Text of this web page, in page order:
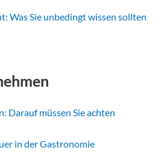
Was Sie unbedingt wissen sollten
Darauf müssen Sie achten
in der Gastronomie